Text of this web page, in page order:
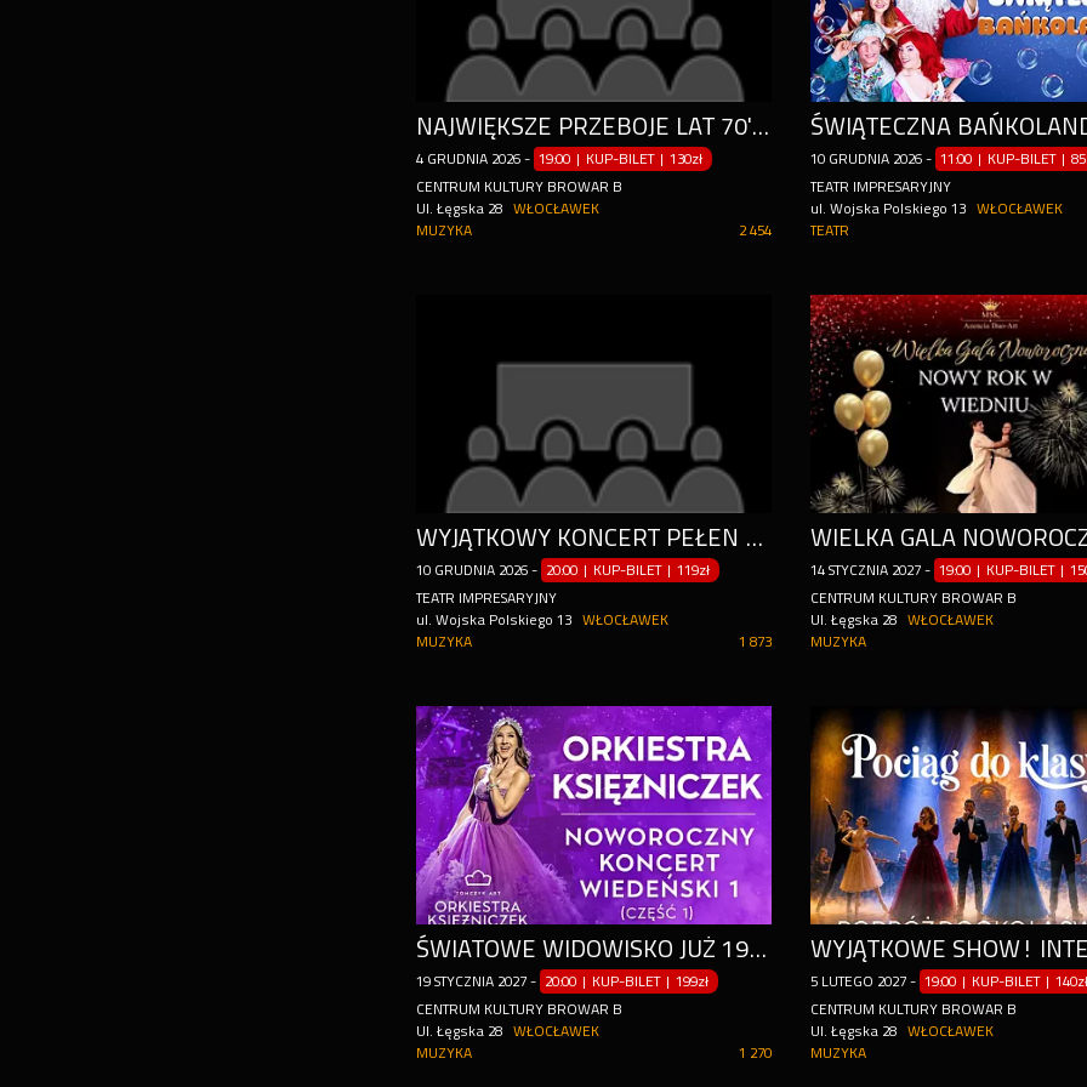
NAJWIĘKSZE PRZEBOJE LAT 70' I 80' SYMFONICZNIE
4 GRUDNIA 2026 - 19:00 | KUP-BILET | 130zł
CENTRUM KULTURY BROWAR B
Ul. Łęgska 28
WŁOCŁAWEK
2 454
MUZYKA
ŚWIĄTECZNA
10 GRUDNIA 2026 - 11:00 | KUP-BILET |
TEATR IMPRESARYJNY
ul. Wojska Polskiego 13
WŁOCŁAWEK
TEATR
WYJĄTKOWY KONCERT PEŁEN EMOCJI I KLASYKI
10 GRUDNIA 2026 - 20:00 | KUP-BILET | 119zł
TEATR IMPRESARYJNY
ul. Wojska Polskiego 13
WŁOCŁAWEK
1 873
MUZYKA
14 STYCZNIA 2027 - 19:00 | KUP-BILET |
CENTRUM KULTURY BROWAR B
Ul. Łęgska 28
WŁOCŁAWEK
MUZYKA
ŚWIATOWE WIDOWISKO JUŻ 19.01. WE WŁOCŁAWKU!
19 STYCZNIA 2027 - 20:00 | KUP-BILET | 199zł
CENTRUM KULTURY BROWAR B
Ul. Łęgska 28
WŁOCŁAWEK
1 270
MUZYKA
5 LUTEGO 2027 - 19:00 | KUP-BILET | 140zł
CENTRUM KULTURY BROWAR B
Ul. Łęgska 28
WŁOCŁAWEK
MUZYKA